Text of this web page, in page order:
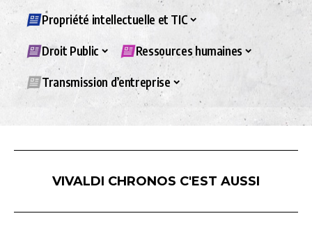
Propriété intellectuelle et TIC
Droit Public Ressources humaines
Transmission d’entreprise
VIVALDI CHRONOS C'EST AUSSI